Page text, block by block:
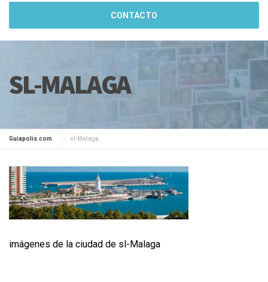
CONTACTO
SL-MALAGA
Guiapolis.com sl-Malaga
imágenes de la ciudad de sl-Malaga